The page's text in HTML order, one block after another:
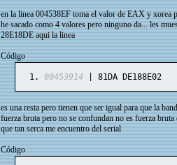
en la linea 004538EF toma el valor de EAX y xorea
he sacado como 4 valores pero ninguno da... les
28E18DE aqui la linea
Código
00453914 | 81DA DE188E02
es una resta pero tienen que ser igual para que la
fuerza bruta pero no se confundan no es fuerza
que tan serca me encuentro del serial
Código